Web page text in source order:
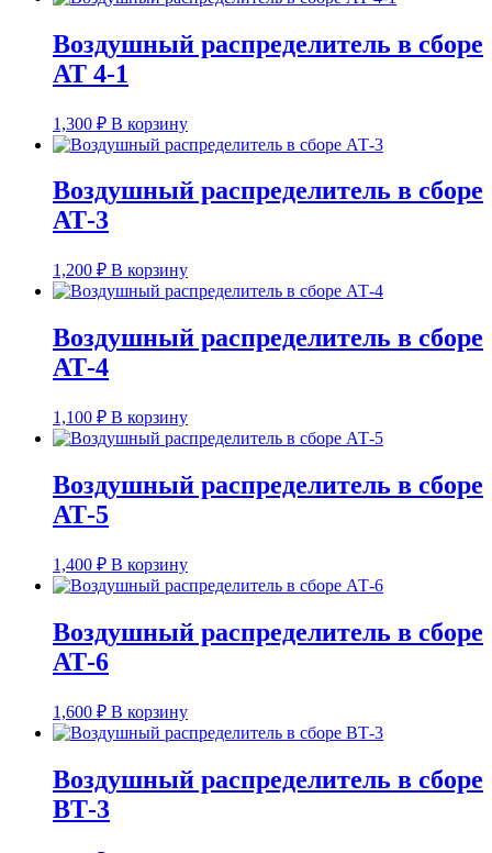
Воздушный распределитель в сборе
АТ 4-1
1,300 ₽ В корзину
Воздушный распределитель в сборе
АТ-3
1,200 ₽ В корзину
Воздушный распределитель в сборе
АТ-4
1,100 ₽ В корзину
Воздушный распределитель в сборе
АТ-5
1,400 ₽ В корзину
Воздушный распределитель в сборе
АТ-6
1,600 ₽ В корзину
Воздушный распределитель в сборе
ВТ-3